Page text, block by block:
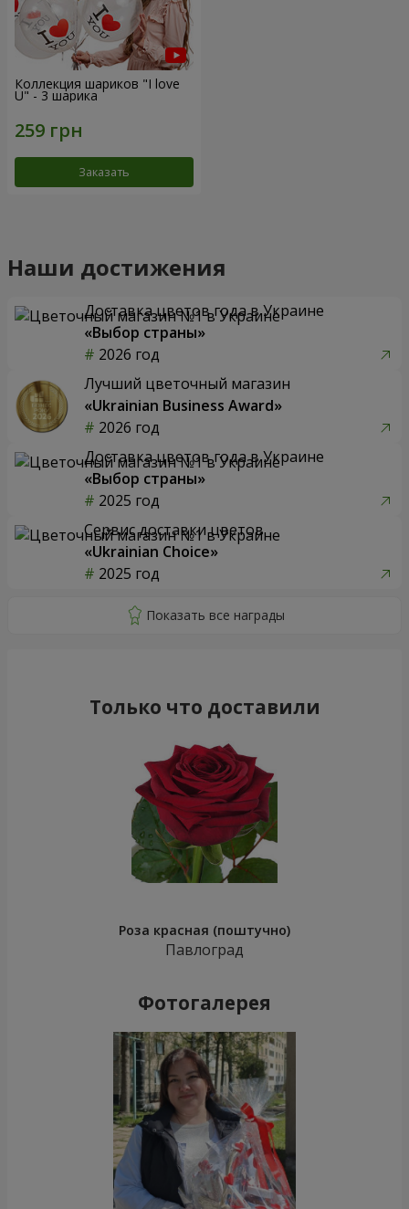
Коллекция шариков "I love
U" - 3 шарика
Заказать
Наши достижения
Доставка цветов года в Украине
«Выбор страны»
2026 год
Лучший цветочный магазин
«Ukrainian Business Award»
2026 год
Доставка цветов года в Украине
«Выбор страны»
2025 год
Сервис доставки цветов
«Ukrainian Choice»
2025 год
Только что доставили
Роза красная (поштучно)
Павлоград
Фотогалерея